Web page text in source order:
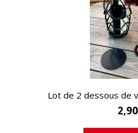
APERÇU
Lot de 2 dessous de